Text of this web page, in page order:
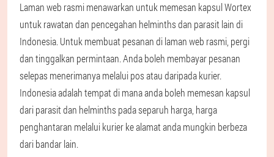
Laman web rasmi menawarkan untuk memesan kapsul Wortex
untuk rawatan dan pencegahan helminths dan parasit lain di
Indonesia. Untuk membuat pesanan di laman web rasmi, pergi
dan tinggalkan permintaan. Anda boleh membayar pesanan
selepas menerimanya melalui pos atau daripada kurier.
Indonesia adalah tempat di mana anda boleh memesan kapsul
dari parasit dan helminths pada separuh harga, harga
penghantaran melalui kurier ke alamat anda mungkin berbeza
dari bandar lain.